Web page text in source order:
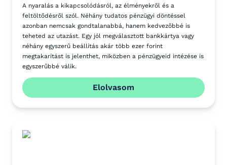
A nyaralás a kikapcsolódásról, az élményekről és a
feltöltődésről szól. Néhány tudatos pénzügyi döntéssel
azonban nemcsak gondtalanabbá, hanem kedvezőbbé is
teheted az utazást. Egy jól megválasztott bankkártya vagy
néhány egyszerű beállítás akár több ezer forint
megtakarítást is jelenthet, miközben a pénzügyeid intézése is
egyszerűbbé válik.
Elolvasom